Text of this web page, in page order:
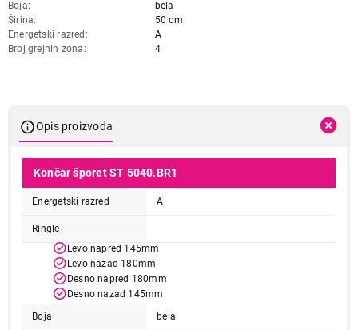
Boja
bela
Širina
50 cm
Energetski razred
A
Broj grejnih zona
4
Opis proizvoda
Končar šporet ST 5040.BR1
Energetski razred A
Ringle
Levo napred 145mm
Levo nazad 180mm
Desno napred 180mm
Desno nazad 145mm
Boja
bela